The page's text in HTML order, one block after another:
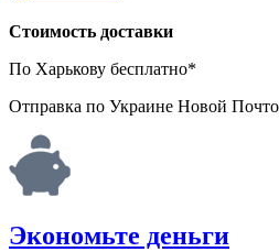
Стоимость доставки
По Харькову бесплатно*
Отправка по Украине Новой
Экономьте деньги